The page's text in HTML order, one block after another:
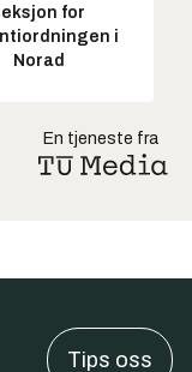
for
i
Norad
En tjeneste fra
Tips oss